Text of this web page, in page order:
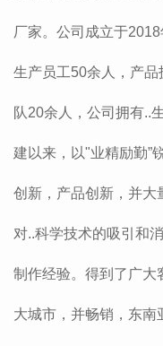
厂家。公司成立于
生产员工50余人，产
队20余人，公司拥有..
建以来，以"业精励勤”
创新，产品创新，并大
对..科学技术的吸引和
制作经验。得到了广大
大城市，并畅销，东